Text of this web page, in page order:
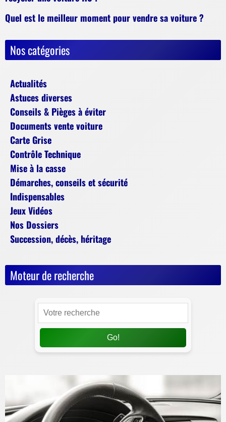
Quel est le meilleur moment pour vendre sa voiture ?
Nos catégories
Actualités
Astuces diverses
Conseils & Pièges à éviter
Documents vente voiture
Carte Grise
Contrôle Technique
Mise à la casse
Démarches, conseils et sécurité
Indispensables
Jeux Vidéos
Nos Dossiers
Succession, décès, héritage
Moteur de recherche
Go!